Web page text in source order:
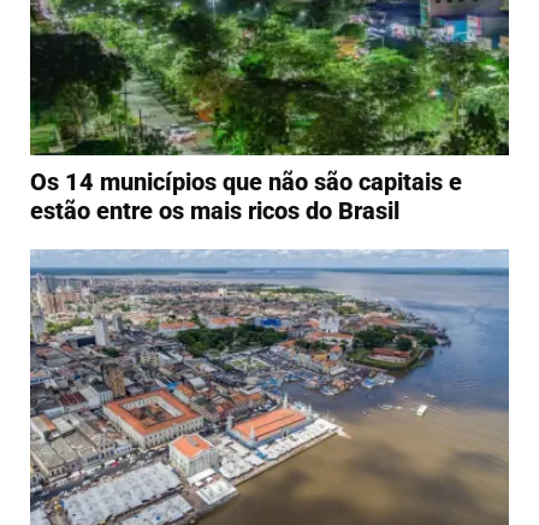
Os 14 municípios que não são capitais e
estão entre os mais ricos do Brasil